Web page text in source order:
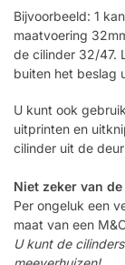
Bijvoorbeeld: 1
maatvoering
de cilinder 32/47.
buiten het beslag
U kunt ook
uitprinten en
cilinder uit de
Niet zeker van
Per ongeluk een
maat van een
U kunt de